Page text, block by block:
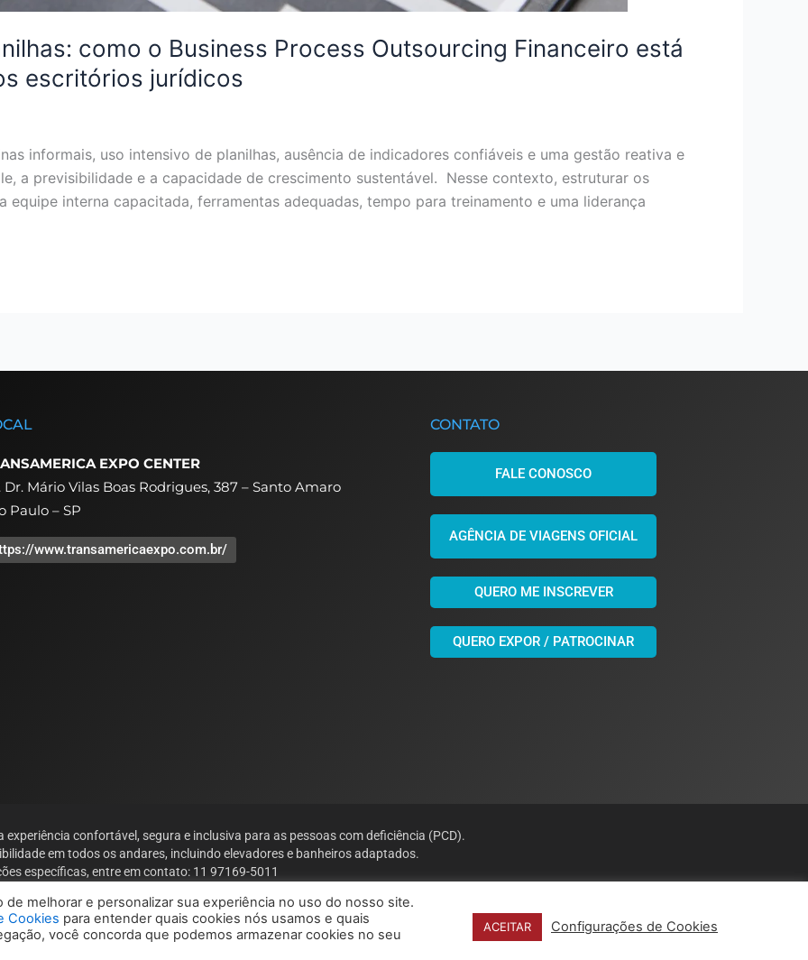
como o Business Process Outsourcing Financeiro está
escritórios jurídicos
informais, uso intensivo de planilhas, ausência de indicadores confiáveis e uma gestão reativa e
a previsibilidade e a capacidade de crescimento sustentável. Nesse contexto, estruturar os
equipe interna capacitada, ferramentas adequadas, tempo para treinamento e uma liderança
EXPO CENTER
Dr. Mário Vilas Boas Rodrigues, 387 – Santo Amaro
Paulo – SP
www.transamericaexpo.com.br/
CONTATO
FALE CONOSCO
AGÊNCIA DE VIAGENS OFICIAL
QUERO ME INSCREVER
QUERO EXPOR / PATROCINAR
confortável, segura e inclusiva para as pessoas com deficiência (PCD).
em todos os andares, incluindo elevadores e banheiros adaptados.
específicas, entre em contato: 11 97169-5011
| Powered bye.Dev Solutions Política de Privacidade Política de Cookies
melhorar e personalizar sua experiência no uso do nosso site.
Cookies para entender quais cookies nós usamos e quais
você concorda que podemos armazenar cookies no seu
ACEITAR Configurações de Cookies